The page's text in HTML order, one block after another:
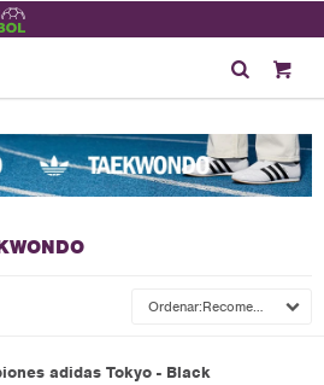
Recomendados
adidas Tokyo - Black